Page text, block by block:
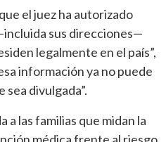
el juez ha autorizado
sus direcciones—
legalmente en el país”,
información ya no puede
divulgada”.
a las familias que midan la
médica frente al riesgo